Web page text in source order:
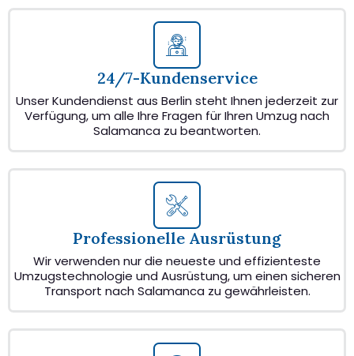
24/7-Kundenservice
Unser Kundendienst aus Berlin steht Ihnen jederzeit zur
Verfügung, um alle Ihre Fragen für Ihren Umzug nach
Salamanca zu beantworten.
Professionelle Ausrüstung
Wir verwenden nur die neueste und effizienteste
Umzugstechnologie und Ausrüstung, um einen sicheren
Transport nach Salamanca zu gewährleisten.